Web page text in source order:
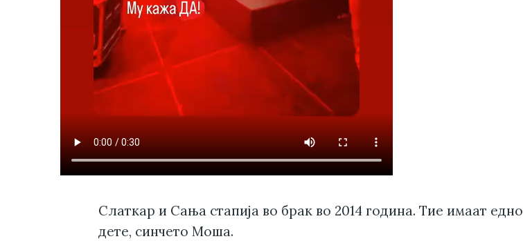
Слаткар и Сања стапија во брак во 2014 година. Тие имаат едно
дете, синчето Моша.